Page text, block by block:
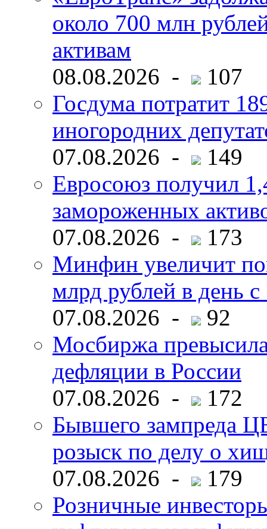
около 700 млн
активам
08.08.2026 -
107
Госдума потратит
иногородних
07.08.2026 -
149
Евросоюз получил
замороженных
07.08.2026 -
173
Минфин увеличит
млрд рублей в день с
07.08.2026 -
92
Мосбиржа
дефляции в России
07.08.2026 -
172
Бывшего зампреда
розыск по делу о
07.08.2026 -
179
Розничные